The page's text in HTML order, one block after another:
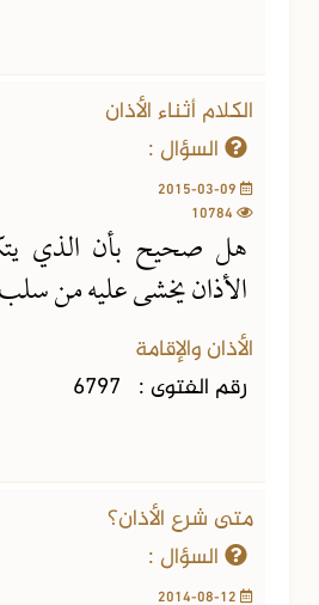
الكلام أثناء الأذان
السؤال :
هل صحيح بأن الذي
الأذان يخشى عليه من سلب
الأذان والإقامة
رقم الفتوى : 6797
متى شرع الأذان؟
السؤال :